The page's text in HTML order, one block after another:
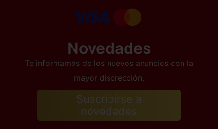
Novedades
Te informamos de los nuevos anuncios con la
mayor discrección.
Suscribirse a
novedades